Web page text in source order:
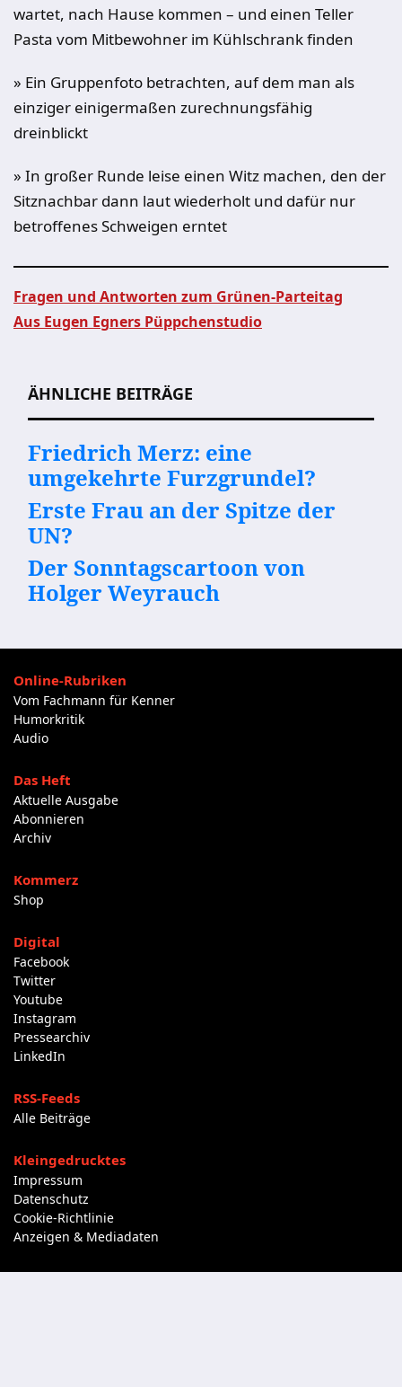
wartet, nach Hause kommen – und einen Teller
Pasta vom Mitbewohner im Kühlschrank finden
» Ein Gruppenfoto betrachten, auf dem man als
einziger einigermaßen zurechnungsfähig
dreinblickt
» In großer Runde leise einen Witz machen, den der
Sitznachbar dann laut wiederholt und dafür nur
betroffenes Schweigen erntet
Fragen und Antworten zum Grünen-Parteitag
Aus Eugen Egners Püppchenstudio
ÄHNLICHE BEITRÄGE
Friedrich Merz: eine
umgekehrte Furzgrundel?
Erste Frau an der Spitze der
UN?
Der Sonntagscartoon von
Holger Weyrauch
Online-Rubriken
Vom Fachmann für Kenner
Humorkritik
Audio
Das Heft
Aktuelle Ausgabe
Abonnieren
Archiv
Kommerz
Shop
Digital
Facebook
Twitter
Youtube
Instagram
Pressearchiv
LinkedIn
RSS-Feeds
Alle Beiträge
Kleingedrucktes
Impressum
Datenschutz
Cookie-Richtlinie
Anzeigen & Mediadaten